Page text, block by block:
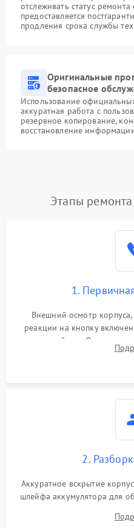
отслеживать статус
предоставляется
продления срока службы
Оригинальные
безопасное
Использование
аккуратная работа с
резервное копирование,
восстановление
Этапы
1.
Внешний осмотр
реакции на кнопку
устройства. Оценка
лабораторного блока
2.
Аккуратное вскрытие
шлейфа аккумулятора для
высохшей